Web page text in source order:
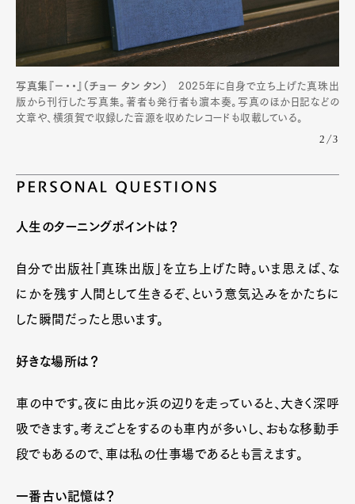
写真集『−・・』（チョー タン タン） 2025年に自身で立ち上げた真珠出
版から刊行した写真集。著者も発行者も濵本奏。写真のほか日記などの
文章や、横須賀で収録した音源を収めたレコードも収載している。
2/3
PERSONAL QUESTIONS
人生のターニングポイントは？
自分で出版社「真珠出版」を立ち上げた時。いま思えば、な
にかを残す人間として生きるぞ、という意気込みをかたちに
した瞬間だったと思います。
好きな場所は？
車の中です。夜に由比ヶ浜の辺りを走っていると、大きく深呼
吸できます。考えごとをするのも車内が多いし、おもな移動手
段でもあるので、車は私の仕事場であるとも言えます。
一番古い記憶は？